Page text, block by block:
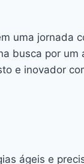
uma jornada
busca por um
e inovador
ágeis e